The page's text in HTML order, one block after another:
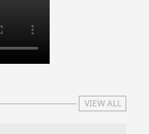
VIEW ALL